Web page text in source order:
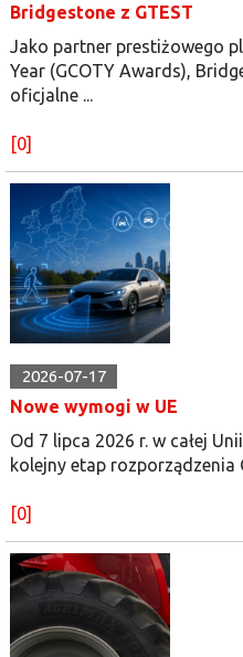
Bridgestone z GTEST
Jako partner prestiżowego
Year (GCOTY Awards),
oficjalne ...
[0]
2026-07-17
Nowe wymogi w UE
Od 7 lipca 2026 r. w całej
kolejny etap rozporządzenia
[0]